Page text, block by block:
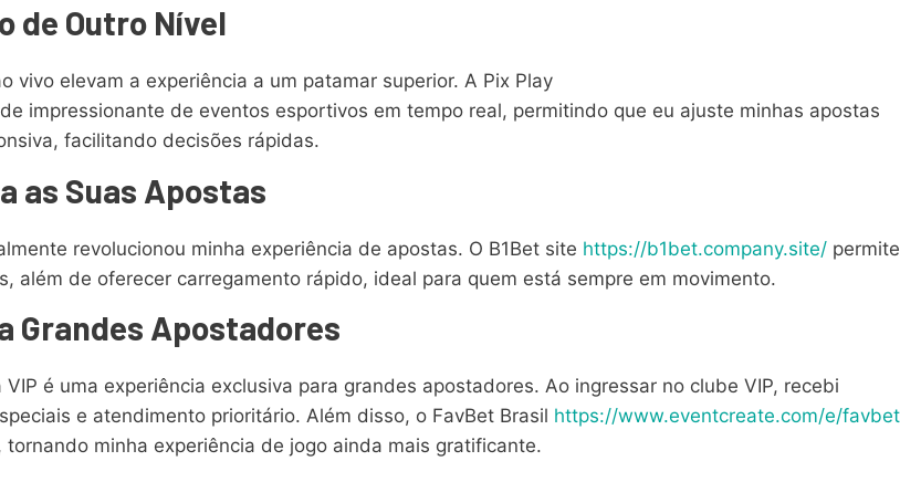
de Outro Nível
vivo elevam a experiência a um patamar superior. A Pix Play
impressionante de eventos esportivos em tempo real, permitindo que eu ajuste minhas apostas
facilitando decisões rápidas.
as Suas Apostas
revolucionou minha experiência de apostas. O B1Bet site https://b1bet.company.site/ permite
além de oferecer carregamento rápido, ideal para quem está sempre em movimento.
Grandes Apostadores
é uma experiência exclusiva para grandes apostadores. Ao ingressar no clube VIP, recebi
e atendimento prioritário. Além disso, o FavBet Brasil https://www.eventcreate.com/e/favbet
minha experiência de jogo ainda mais gratificante.